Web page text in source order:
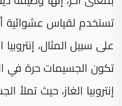
تستخدم لقياس عشوائية
على سبيل المثال،
تكون الجسيمات حرة في
إنتروبيا الغاز، حيث تملأ